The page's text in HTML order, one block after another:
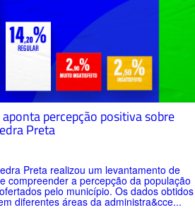
percepção positiva sobre
Preta
Preta realizou um levantamento de
compreender a percepção da população
pelo município. Os dados obtidos
diferentes áreas da administra&cce...